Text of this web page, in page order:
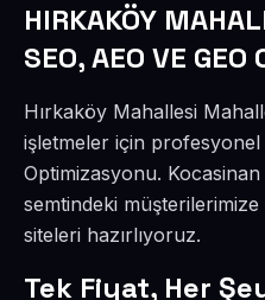
HIRKAKÖY
SEO, AEO VE
Hırkaköy Mahallesi
işletmeler için profesyonel
Optimizasyonu.
semtindeki
siteleri hazırlıyoruz.
Tek Fiyat, Her